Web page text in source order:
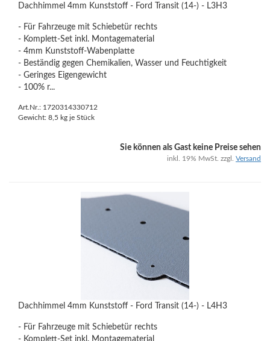
Dachhimmel 4mm Kunststoff - Ford Transit (14-) - L3H3
- Für Fahrzeuge mit Schiebetür rechts
- Komplett-Set inkl. Montagematerial
- 4mm Kunststoff-Wabenplatte
- Beständig gegen Chemikalien, Wasser und Feuchtigkeit
- Geringes Eigengewicht
- 100% r...
Art.Nr.: 1720314330712
Gewicht: 8,5 kg je Stück
Sie können als Gast keine Preise sehen
inkl. 19% MwSt. zzgl. Versand
Dachhimmel 4mm Kunststoff - Ford Transit (14-) - L4H3
- Für Fahrzeuge mit Schiebetür rechts
- Komplett-Set inkl. Montagematerial